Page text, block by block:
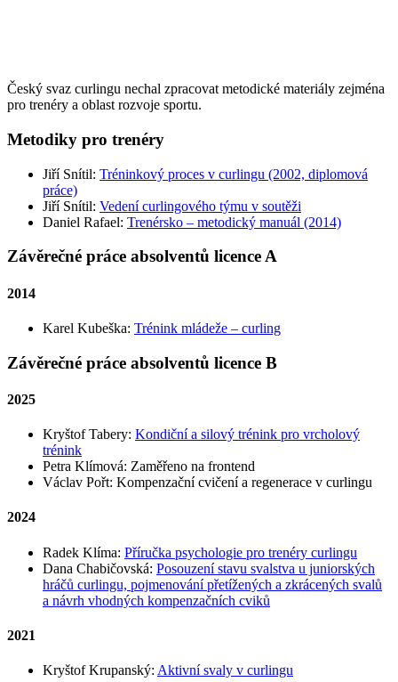
Český svaz curlingu nechal zpracovat metodické materiály zejména
pro trenéry a oblast rozvoje sportu.
Metodiky pro trenéry
Jiří Snítil: Tréninkový proces v curlingu (2002, diplomová
práce)
Jiří Snítil: Vedení curlingového týmu v soutěži
Daniel Rafael: Trenérsko – metodický manuál (2014)
Závěrečné práce absolventů licence A
2014
Karel Kubeška: Trénink mládeže – curling
Závěrečné práce absolventů licence B
2025
Kryštof Tabery: Kondiční a silový trénink pro vrcholový
trénink
Petra Klímová: Zaměřeno na frontend
Václav Pořt: Kompenzační cvičení a regenerace v curlingu
2024
Radek Klíma: Příručka psychologie pro trenéry curlingu
Dana Chabičovská: Posouzení stavu svalstva u juniorských
hráčů curlingu, pojmenování přetížených a zkrácených svalů
a návrh vhodných kompenzačních cviků
2021
Kryštof Krupanský: Aktivní svaly v curlingu